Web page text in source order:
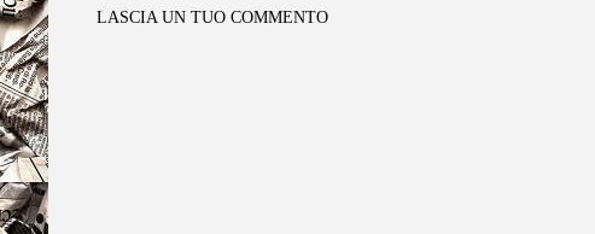
LASCIA UN TUO COMMENTO